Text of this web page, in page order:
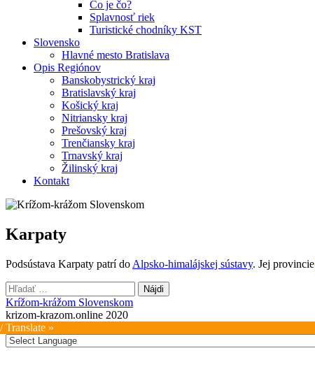
Čo je čo?
Splavnosť riek
Turistické chodníky KST
Slovensko
Hlavné mesto Bratislava
Opis Regiónov
Banskobystrický kraj
Bratislavský kraj
Košický kraj
Nitriansky kraj
Prešovský kraj
Trenčiansky kraj
Trnavský kraj
Žilinský kraj
Kontakt
Karpaty
Podsústava Karpaty patrí do Alpsko-himalájskej sústavy. Jej provincie
Hľadať:
Krížom-krážom Slovenskom
krizom-krazom.online 2020
Translate »